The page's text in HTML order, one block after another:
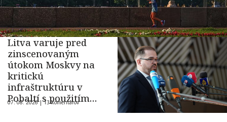
Litva varuje pred
zinscenovaným
útokom Moskvy na
kritickú
infraštruktúru v
Pobaltí s použitím
ukrajinského dronu
07. 08. 2026 |13 komentárov